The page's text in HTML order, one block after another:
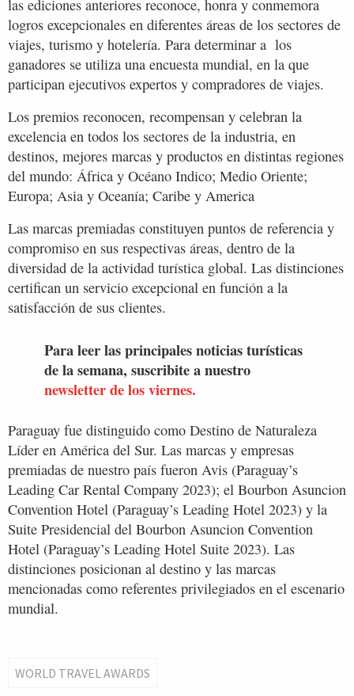
las ediciones anteriores reconoce, honra y conmemora
logros excepcionales en diferentes áreas de los sectores de
viajes, turismo y hotelería. Para determinar a los
ganadores se utiliza una encuesta mundial, en la que
participan ejecutivos expertos y compradores de viajes.
Los premios reconocen, recompensan y celebran la
excelencia en todos los sectores de la industria, en
destinos, mejores marcas y productos en distintas regiones
del mundo: África y Océano Indico; Medio Oriente;
Europa; Asia y Oceanía; Caribe y America
Las marcas premiadas constituyen puntos de referencia y
compromiso en sus respectivas áreas, dentro de la
diversidad de la actividad turística global. Las distinciones
certifican un servicio excepcional en función a la
satisfacción de sus clientes.
Para leer las principales noticias turísticas
de la semana, suscribite a nuestro
newsletter de los viernes.
Paraguay fue distinguido como Destino de Naturaleza
Líder en América del Sur. Las marcas y empresas
premiadas de nuestro país fueron Avis (Paraguay’s
Leading Car Rental Company 2023); el Bourbon Asuncion
Convention Hotel (Paraguay’s Leading Hotel 2023) y la
Suite Presidencial del Bourbon Asuncion Convention
Hotel (Paraguay’s Leading Hotel Suite 2023). Las
distinciones posicionan al destino y las marcas
mencionadas como referentes privilegiados en el escenario
mundial.
WORLD TRAVEL AWARDS